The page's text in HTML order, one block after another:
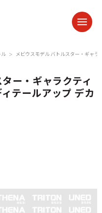
＞ メビウスモデル バトルスター・ギャ
ー・ギャラクティ
テールアップ デカ